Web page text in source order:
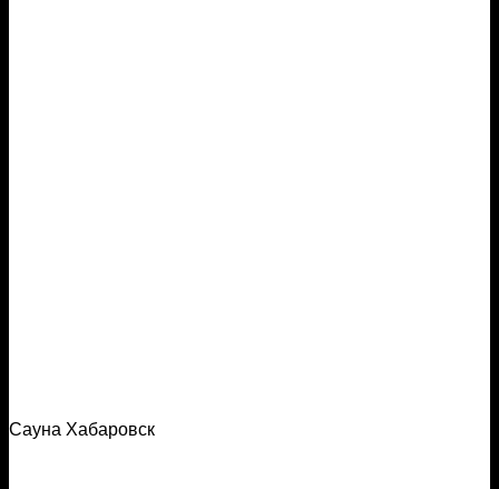
Сауна Хабаровск